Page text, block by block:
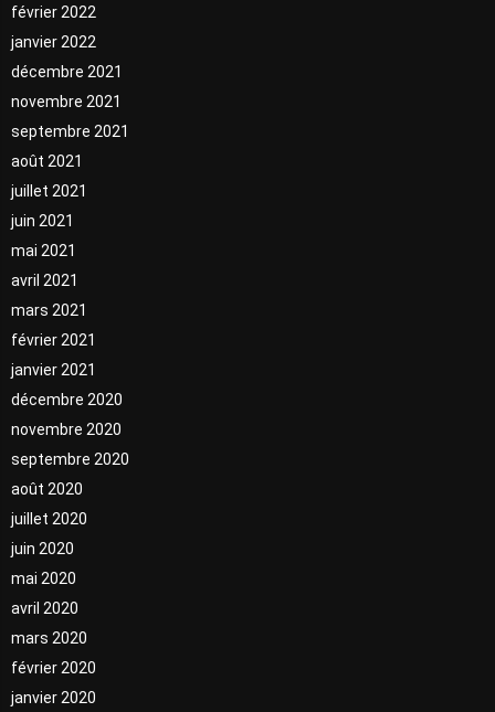
février 2022
janvier 2022
décembre 2021
novembre 2021
septembre 2021
août 2021
juillet 2021
juin 2021
mai 2021
avril 2021
mars 2021
février 2021
janvier 2021
décembre 2020
novembre 2020
septembre 2020
août 2020
juillet 2020
juin 2020
mai 2020
avril 2020
mars 2020
février 2020
janvier 2020